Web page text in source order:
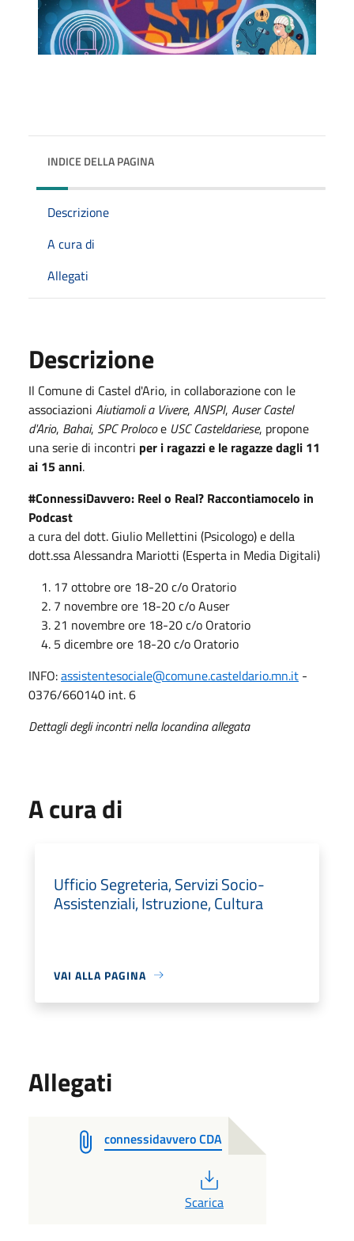
INDICE DELLA PAGINA
Descrizione
A cura di
Allegati
Descrizione
Il Comune di Castel d'Ario, in collaborazione con le
associazioni Aiutiamoli a Vivere, ANSPI, Auser Castel
d'Ario, Bahai, SPC Prolocoe USC Casteldariese, propone
una serie di incontri per i ragazzi e le ragazze dagli 11
ai 15 anni.
#ConnessiDavvero: Reel o Real? Raccontiamocelo in
Podcast
a cura del dott. Giulio Mellettini (Psicologo) e della
dott.ssa Alessandra Mariotti (Esperta in Media Digitali)
17 ottobre ore 18-20 c/o Oratorio
7 novembre ore 18-20 c/o Auser
21 novembre ore 18-20 c/o Oratorio
5 dicembre ore 18-20 c/o Oratorio
INFO:assistentesociale@comune.casteldario.mn.it -
0376/660140 int. 6
Dettagli degli incontri nella locandina allegata
A cura di
Ufficio Segreteria, Servizi Socio-
Assistenziali, Istruzione, Cultura
VAI ALLA PAGINA
Allegati
connessidavvero CDA
Scarica